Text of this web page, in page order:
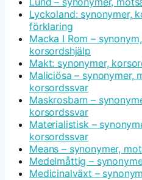
Lyckoland: synonymer,
förklaring
Macka I Rom –
korsordshjälp
Makt: synonymer,
Maliciösa – synonymer,
korsordssvar
Maskrosbarn –
korsordssvar
Materialistisk –
korsordssvar
Means – synonymer,
Medelmåttig –
Medicinalväxt –